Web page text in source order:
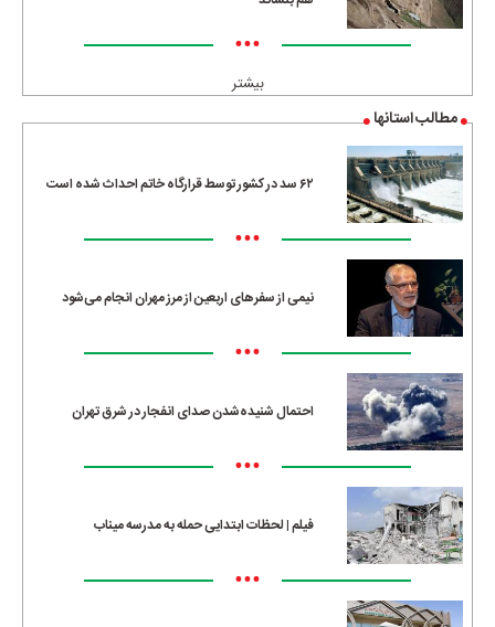
•••
بیشتر
مطالب استانها
۶۲ سد در کشور توسط قرارگاه خاتم احداث شده است
•••
نیمی از سفرهای اربعین از مرز مهران انجام می‌شود
•••
احتمال شنیده‌شدن صدای انفجار در شرق تهران
•••
فیلم | لحظات ابتدایی حمله به مدرسه میناب
•••